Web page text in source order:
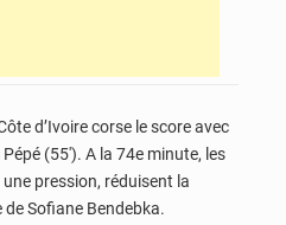
d’Ivoire corse le score avec
(55′). A la 74e minute, les
une pression, réduisent la
Sofiane Bendebka.